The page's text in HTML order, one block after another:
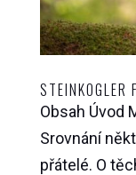
STEINKOGLER
Obsah Úvod
Srovnání
přátelé. O